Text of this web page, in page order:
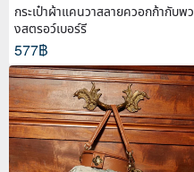
กระเป๋าผ้าแคนวาสลายควอกก้ากับพว
งสตรอว์เบอร์รี
577฿